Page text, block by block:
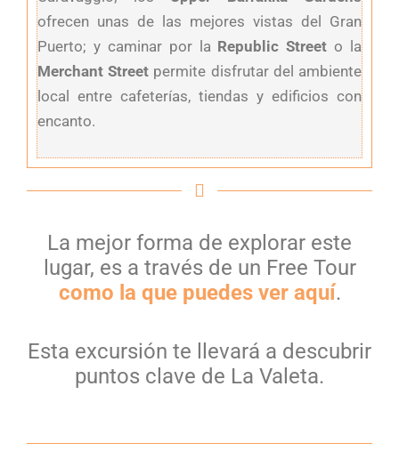
ofrecen unas de las mejores vistas del Gran
Puerto; y caminar por la Republic Street o la
Merchant Street permite disfrutar del ambiente
local entre cafeterías, tiendas y edificios con
encanto.
La mejor forma de explorar este
lugar, es a través de un Free Tour
como la que puedes ver aquí.
Esta excursión te llevará a descubrir
puntos clave de La Valeta.